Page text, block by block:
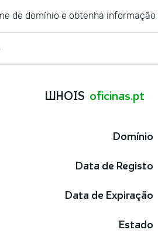
de domínio e obtenha
WHOIS oficinas.pt
Domínio
Data de Registo
Data de Expiração
Estado